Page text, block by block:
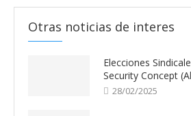
Otras noticias de interes
Elecciones
Security Concept
28/02/2025